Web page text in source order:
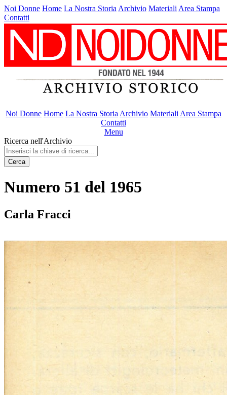
Noi Donne Home La Nostra Storia Archivio Materiali Area Stampa
Contatti
Noi Donne Home La Nostra Storia Archivio Materiali Area Stampa
Contatti
Menu
Ricerca nell'Archivio
Cerca
Numero 51 del 1965
Carla Fracci